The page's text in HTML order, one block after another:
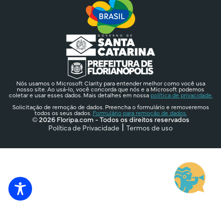
Nós usamos o Microsoft Clarity para entender melhor como você usa
nosso site. Ao usá-lo, você concorda que nós e a Microsoft podemos
coletar e usar esses dados. Mais detalhes em nossa política de privacidade.
Solicitação de remoção de dados. Preencha o formulário e removeremos
todos os seus dados. Formulário para remoção de dados.
© 2026 Floripa.com - Todos os direitos reservados
Política de Privacidade
Termos de uso